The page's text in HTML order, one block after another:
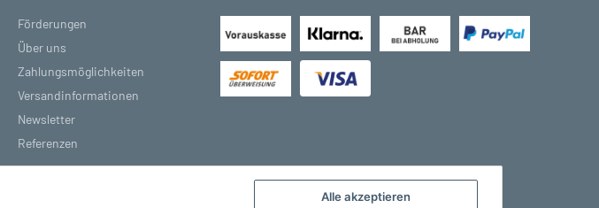
Alle akzeptieren
Förderungen
Über uns
Zahlungsmöglichkeiten
Versandinformationen
Newsletter
Referenzen